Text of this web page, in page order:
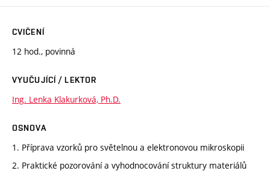
CVIČENÍ
12 hod., povinná
VYUČUJÍCÍ / LEKTOR
Ing. Lenka Klakurková, Ph.D.
OSNOVA
1. Příprava vzorků pro světelnou a elektronovou mikroskopii
2. Praktické pozorování a vyhodnocování struktury materiálů